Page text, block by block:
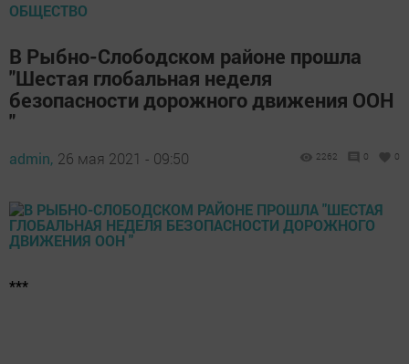
ОБЩЕСТВО
В Рыбно-Слободском районе прошла
"Шестая глобальная неделя
безопасности дорожного движения ООН
"
admin, 26 мая 2021 - 09:50 2262 0 0
***